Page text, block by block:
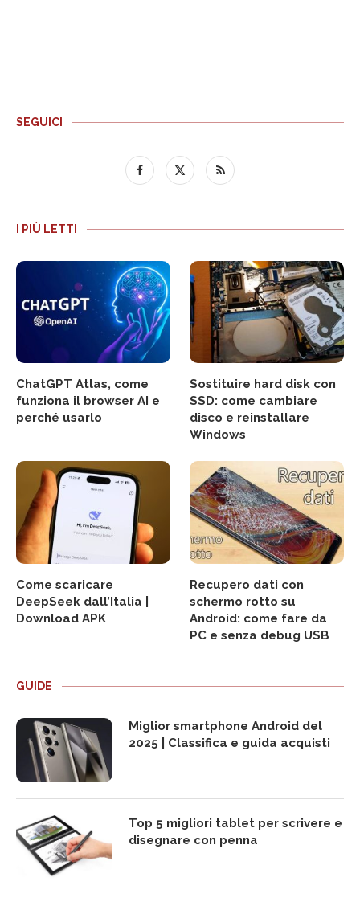
SEGUICI
I PIÙ LETTI
ChatGPT Atlas, come
funziona il browser AI e
perché usarlo
Sostituire hard disk con
SSD: come cambiare
disco e reinstallare
Windows
Come scaricare
DeepSeek dall’Italia |
Download APK
Recupero dati con
schermo rotto su
Android: come fare da
PC e senza debug USB
GUIDE
Miglior smartphone Android del
2025 | Classifica e guida acquisti
Top 5 migliori tablet per scrivere e
disegnare con penna